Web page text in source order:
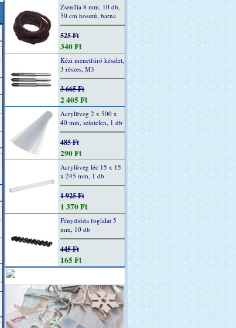
Zsenília 8 mm, 10 db,
50 cm hosszú, barna
525 Ft
340 Ft
Kézi menetfúró készlet,
3 részes, M3
3 665 Ft
2 405 Ft
Acrylüveg 2 x 500 x
40 mm, színtelen, 1 db
485 Ft
290 Ft
Acrylüveg léc 15 x 15
x 245 mm, 1 db
1 925 Ft
1 370 Ft
Fénydióda foglalat 5
mm, 10 db
445 Ft
165 Ft